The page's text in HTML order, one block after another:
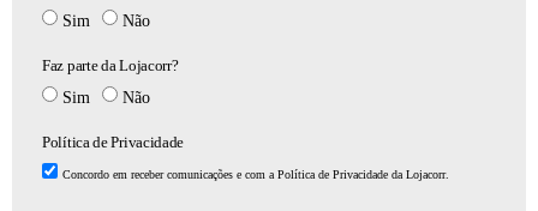
Sim
Não
Faz parte da Lojacorr?
Sim
Não
Política de Privacidade
Concordo em receber comunicações e com aPolítica de Privacidade da Lojacorr.